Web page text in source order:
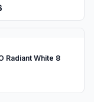
Radiant White 8